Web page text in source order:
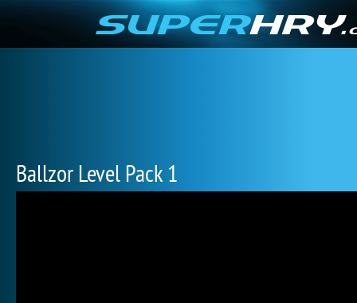
Ballzor Level Pack 1